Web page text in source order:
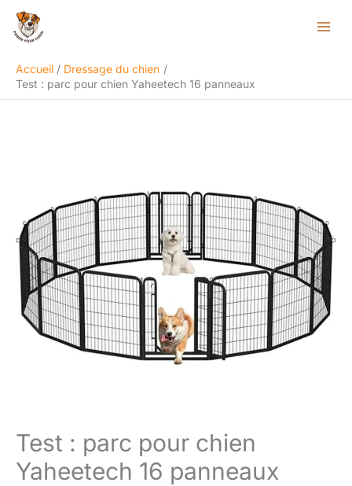
Aller
Accueil
Dressage du chien
Test : parc pour chien Yaheetech 16 panneaux
Test : parc pour chien
Yaheetech 16 panneaux
Rechercher